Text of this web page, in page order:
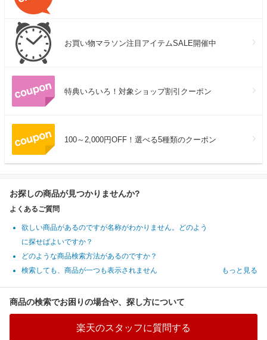
お買い物マラソン注目アイテムSALE開催中
特典いろいろ！対象ショップ割引クーポン
100～2,000円OFF！選べる5種類のクーポン
お探しの商品が見つかりませんか?
よくあるご質問
欲しい商品があるのですが名称がわかりません。どのよう
に探せばよいですか？
どのような商品検索方法があるのですか？
検索しても、商品が一つも表示されません
もっと見る
商品の検索でお困りの場合や、探し方について
楽天のスタッフに質問する